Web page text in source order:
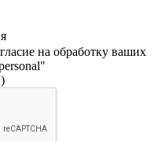
на обработку ваших